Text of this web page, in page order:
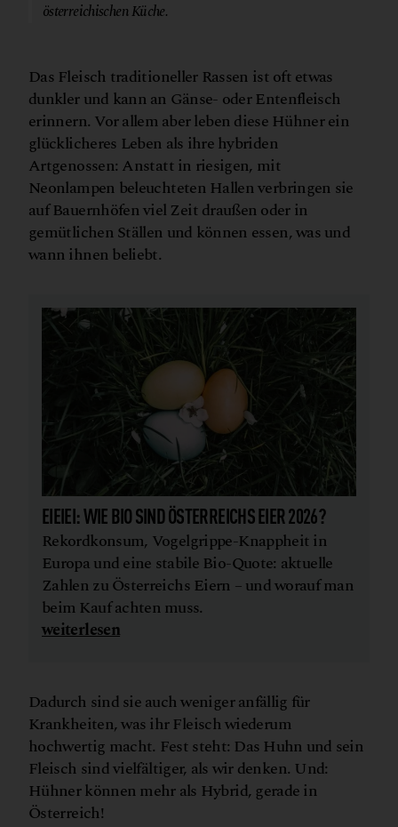
österreichischen Küche.
Das Fleisch traditioneller Rassen ist oft etwas
dunkler und kann an Gänse- oder Entenfleisch
erinnern. Vor allem aber leben diese Hühner ein
glücklicheres Leben als ihre hybriden
Artgenossen: Anstatt in riesigen, mit
Neonlampen beleuchteten Hallen verbringen sie
auf Bauernhöfen viel Zeit draußen oder in
gemütlichen Ställen und können essen, was und
wann ihnen beliebt.
EIEIEI: WIE BIO SIND ÖSTERREICHS EIER 2026?
Rekordkonsum, Vogelgrippe-Knappheit in
Europa und eine stabile Bio-Quote: aktuelle
Zahlen zu Österreichs Eiern – und worauf man
beim Kauf achten muss.
weiterlesen
Dadurch sind sie auch weniger anfällig für
Krankheiten, was ihr Fleisch wiederum
hochwertig macht. Fest steht: Das Huhn und sein
Fleisch sind vielfältiger, als wir denken. Und:
Hühner können mehr als Hybrid, gerade in
Österreich!